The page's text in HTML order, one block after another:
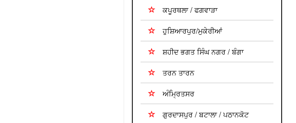
ਕਪੂਰਥਲਾ / ਫਗਵਾੜਾ
ਹੁਸ਼ਿਆਰਪੁਰ/ਮੁਕੇਰੀਆਂ
ਸ਼ਹੀਦ ਭਗਤ ਸਿੰਘ ਨਗਰ / ਬੰਗਾ
ਤਰਨ ਤਾਰਨ
ਅੰਮ੍ਰਿਤਸਰ
ਗੁਰਦਾਸਪੁਰ / ਬਟਾਲਾ / ਪਠਾਨਕੋਟ